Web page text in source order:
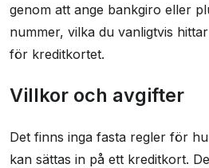
genom att ange bankgiro eller
nummer, vilka du vanligtvis
för kreditkortet.
Villkor och avgifter
Det finns inga fasta regler för
kan sättas in på ett kreditkort.